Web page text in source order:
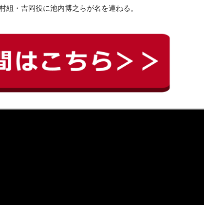
・吉岡役に池内博之らが名を連ねる。